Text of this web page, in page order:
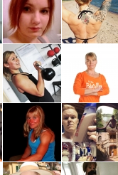
Turku, lähialueet
ja
etävalmennukset
| Helsinki,
kantakaupunki
Anna-Mari Löf
| Salo
Susanna
Ingves |
Raasepori
Kata Pulkka |
Pääkaupunkiseutu
Marika
Koskela-
Kontu |
Pohjois-
Pohjanmaa